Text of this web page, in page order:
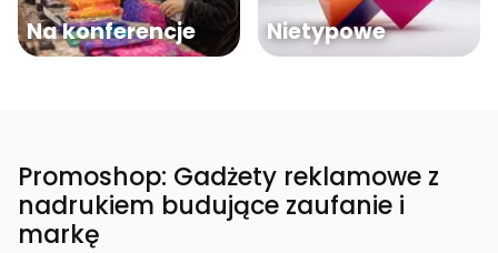
Na konferencje Nietypowe
Promoshop: Gadżety reklamowe z
nadrukiem budujące zaufanie i
markę